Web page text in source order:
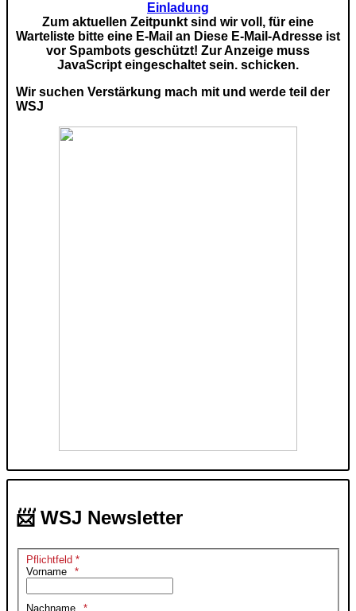
Einladung
Zum aktuellen Zeitpunkt sind wir voll, für eine
Warteliste bitte eine E-Mail an Diese E-Mail-Adresse ist
vor Spambots geschützt! Zur Anzeige muss
JavaScript eingeschaltet sein. schicken.
Wir suchen Verstärkung mach mit und werde teil der
WSJ
📨 WSJ Newsletter
Pflichtfeld *
Vorname
Nachname